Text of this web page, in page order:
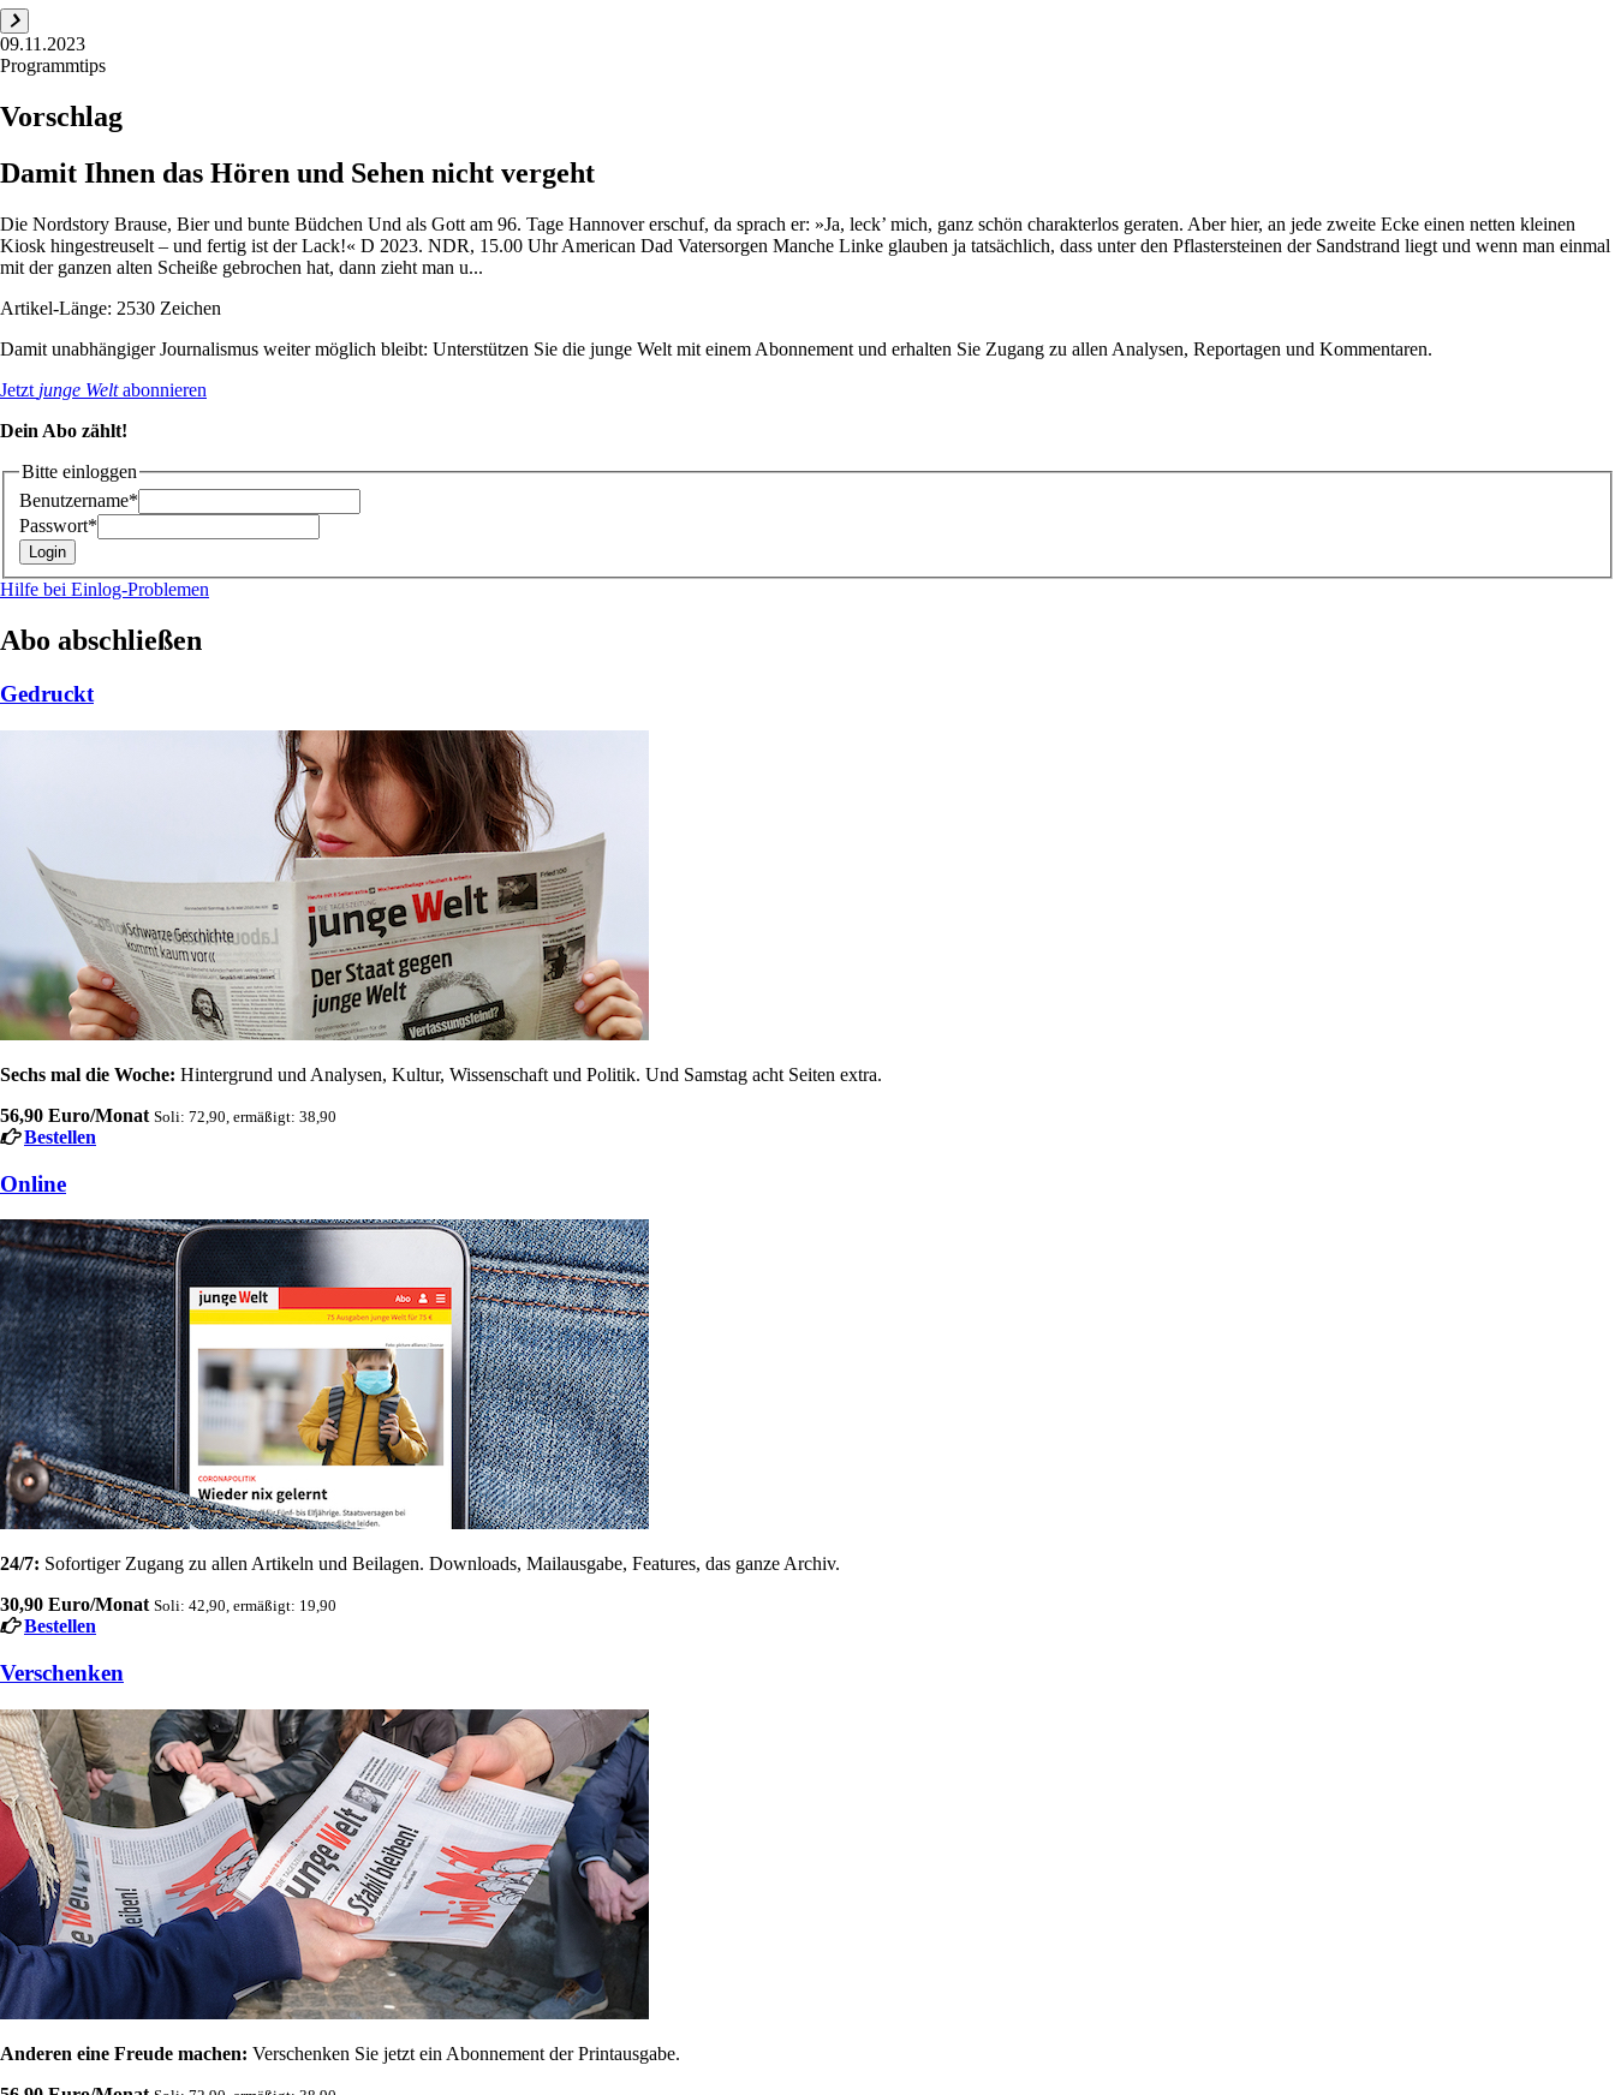
09.11.2023
Programmtips
Vorschlag
Damit Ihnen das Hören und Sehen nicht vergeht
Die Nordstory Brause, Bier und bunte Büdchen Und als Gott am 96. Tage Hannover erschuf, da sprach er: »Ja, leck’ mich, ganz schön charakterlos geraten. Aber hier, an jede zweite Ecke einen netten kleinen
Kiosk hingestreuselt – und fertig ist der Lack!« D 2023. NDR, 15.00 Uhr American Dad Vatersorgen Manche Linke glauben ja tatsächlich, dass unter den Pflastersteinen der Sandstrand liegt und wenn man einmal
mit der ganzen alten Scheiße gebrochen hat, dann zieht man u...
Artikel-Länge: 2530 Zeichen
Damit unabhängiger Journalismus weiter möglich bleibt: Unterstützen Sie die junge Welt mit einem Abonnement und erhalten Sie Zugang zu allen Analysen, Reportagen und Kommentaren.
Jetzt junge Weltabonnieren
Dein Abo zählt!
Bitte einloggen
Benutzername*
Passwort*
Hilfe bei Einlog-Problemen
Abo abschließen
Gedruckt
Sechs mal die Woche: Hintergrund und Analysen, Kultur, Wissenschaft und Politik. Und Samstag acht Seiten extra.
56,90 Euro/Monat Soli: 72,90, ermäßigt: 38,90
Bestellen
Online
24/7: Sofortiger Zugang zu allen Artikeln und Beilagen. Downloads, Mailausgabe, Features, das ganze Archiv.
30,90 Euro/Monat Soli: 42,90, ermäßigt: 19,90
Bestellen
Verschenken
Anderen eine Freude machen: Verschenken Sie jetzt ein Abonnement der Printausgabe.